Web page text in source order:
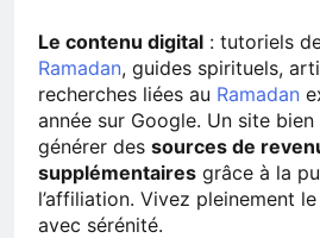
Le contenu digital : tutoriels
Ramadan, guides spirituels,
recherches liées au Ramadan
année sur Google. Un site
générer des sources de
supplémentaires grâce à la
l’affiliation. Vivez pleinement le
avec sérénité.